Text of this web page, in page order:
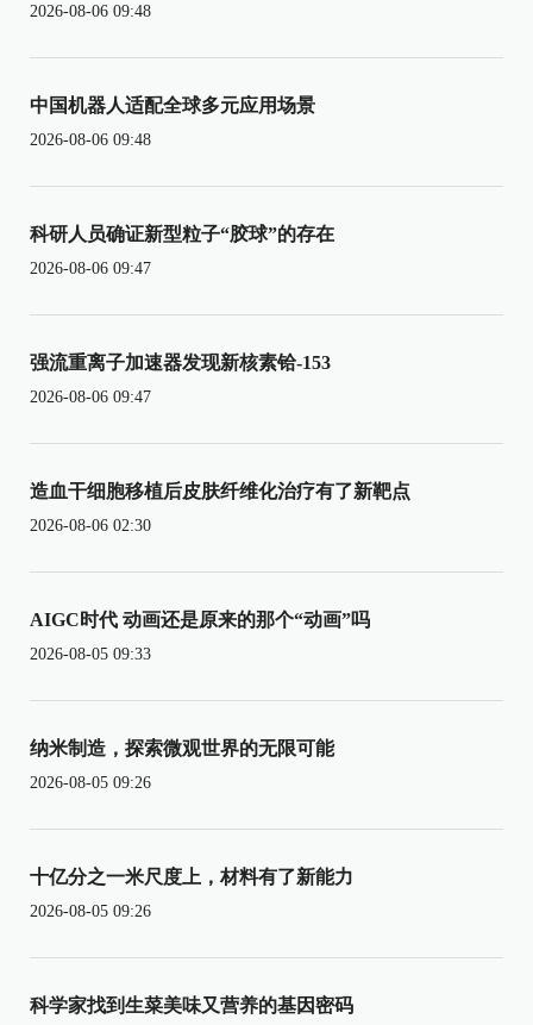
2026-08-06 09:48
中国机器人适配全球多元应用场景
2026-08-06 09:48
科研人员确证新型粒子“胶球”的存在
2026-08-06 09:47
强流重离子加速器发现新核素铪-153
2026-08-06 09:47
造血干细胞移植后皮肤纤维化治疗有了新靶点
2026-08-06 02:30
AIGC时代 动画还是原来的那个“动画”吗
2026-08-05 09:33
纳米制造，探索微观世界的无限可能
2026-08-05 09:26
十亿分之一米尺度上，材料有了新能力
2026-08-05 09:26
科学家找到生菜美味又营养的基因密码